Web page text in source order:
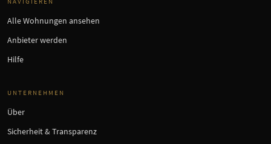
Alle Wohnungen ansehen
Anbieter werden
Hilfe
UNTERNEHMEN
Über
Sicherheit & Transparenz